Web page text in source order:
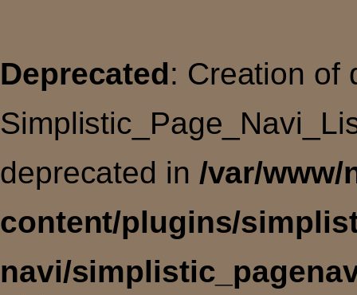
Deprecated: Creation of
deprecated in /var/www/
content/plugins/
navi/